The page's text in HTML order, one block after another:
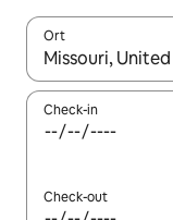
Ort
Wenn
Check-in
Check-out